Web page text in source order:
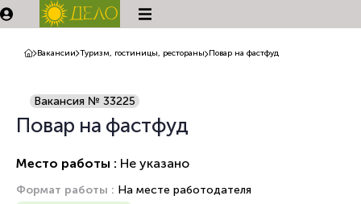
Вакансии Туризм, гостиницы, рестораны Повар на фастфуд
Повар на фастфуд
Место работы : Не указано
Формат работы : На месте работодателя
Вакансия № 33225